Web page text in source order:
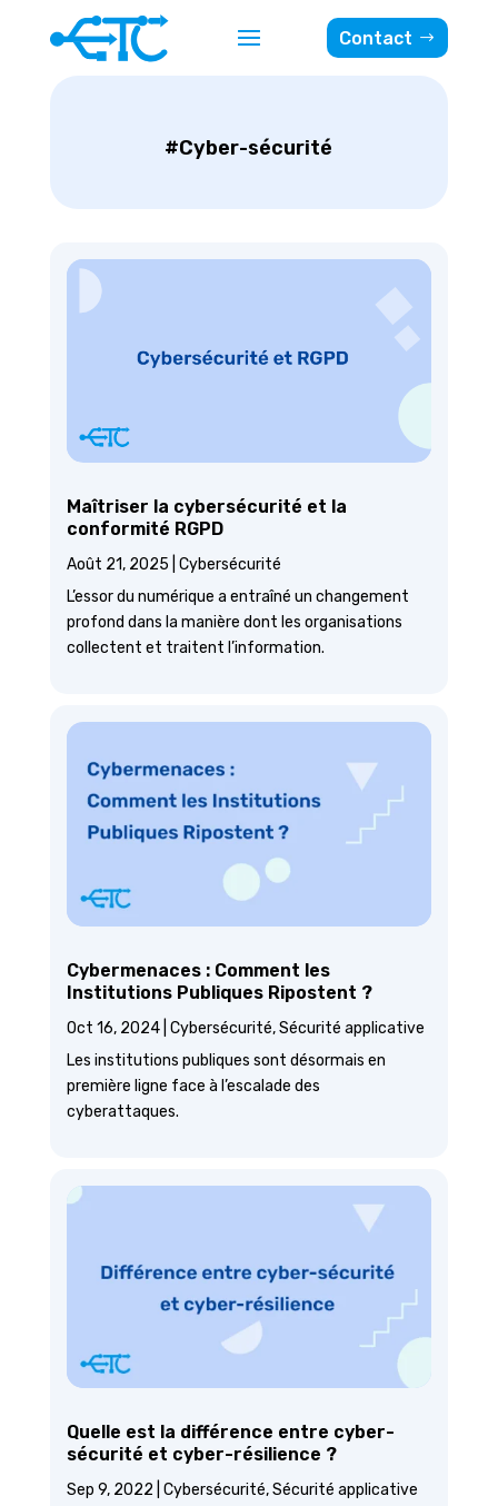
Contact
#Cyber-sécurité
Maîtriser la cybersécurité et la
conformité RGPD
Août 21, 2025 Cybersécurité
L’essor du numérique a entraîné un changement
profond dans la manière dont les organisations
collectent et traitent l’information.
Cybermenaces : Comment les
Institutions Publiques Ripostent ?
Oct 16, 2024| Cybersécurité,Sécurité applicative
Les institutions publiques sont désormais en
première ligne face à l’escalade des
cyberattaques.
Quelle est la différence entre cyber-
sécurité et cyber-résilience ?
Sep 9, 2022 Cybersécurité,Sécurité applicative